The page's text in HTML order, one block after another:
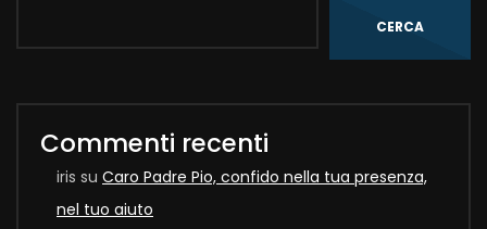
CERCA
Commenti recenti
iris su Caro Padre Pio, confido nella tua presenza,
nel tuo aiuto